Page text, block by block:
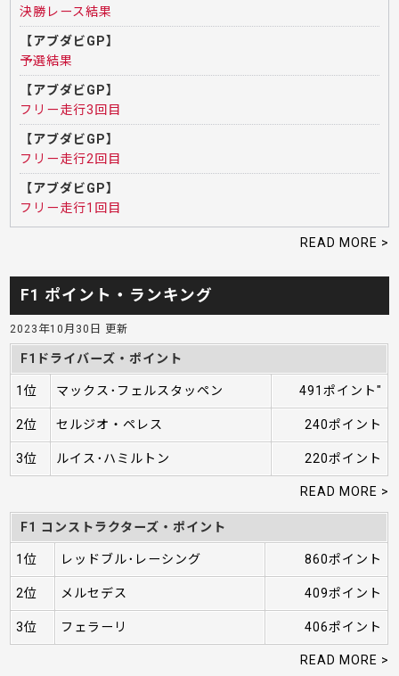
決勝レース結果
【アブダビGP】
予選結果
【アブダビGP】
フリー走行3回目
【アブダビGP】
フリー走行2回目
【アブダビGP】
フリー走行1回目
READ MORE >
F1 ポイント・ランキング
2023年10月30日 更新
F1ドライバーズ・ポイント
1位 マックス･フェルスタッペン 491ポイント"
2位 セルジオ・ペレス 240ポイント
3位 ルイス･ハミルトン 220ポイント
READ MORE >
F1 コンストラクターズ・ポイント
1位 レッドブル･レーシング 860ポイント
2位 メルセデス 409ポイント
3位 フェラーリ 406ポイント
READ MORE >